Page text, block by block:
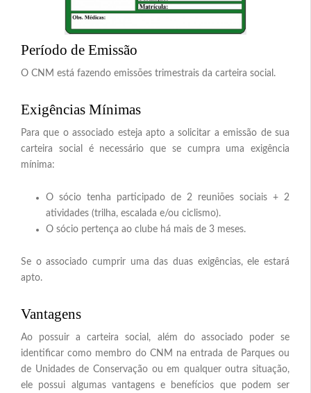
Publicações
Cursos
Espaço PESET
Relacionamento
Loja CNM
Período de Emissão
O CNM está fazendo emissões trimestrais da carteira social.
Exigências Mínimas
Para que o associado esteja apto a solicitar a emissão de sua
carteira social é necessário que se cumpra uma exigência
mínima:
O sócio tenha participado de 2 reuniões sociais + 2
atividades (trilha, escalada e/ou ciclismo).
O sócio pertença ao clube há mais de 3 meses.
Se o associado cumprir uma das duas exigências, ele estará
apto.
Vantagens
Ao possuir a carteira social, além do associado poder se
identificar como membro do CNM na entrada de Parques ou
de Unidades de Conservação ou em qualquer outra situação,
ele possui algumas vantagens e benefícios que podem ser